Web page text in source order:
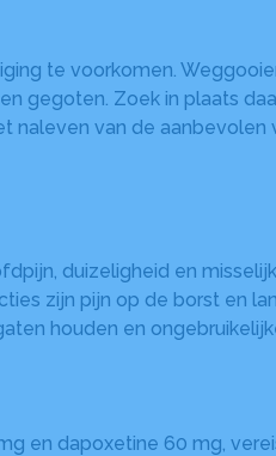
te voorkomen.
Zoek in plaats
van de
duizeligheid en
zijn pijn op de borst en
houden en
en dapoxetine 60 mg,